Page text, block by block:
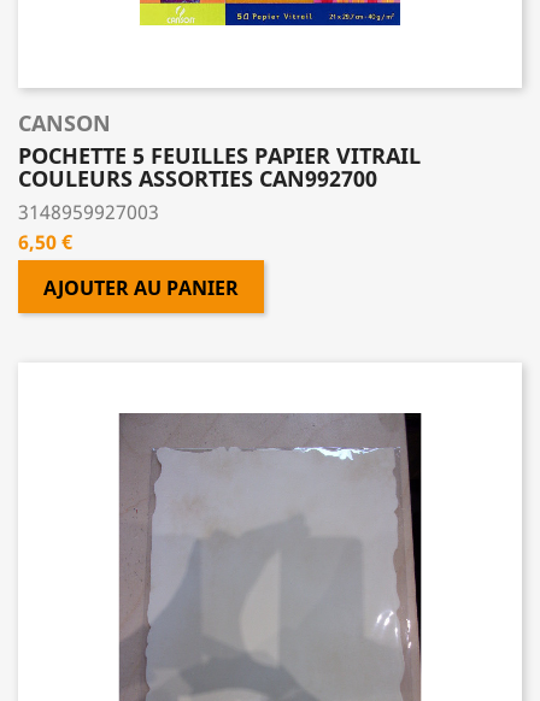
CANSON
POCHETTE 5 FEUILLES PAPIER VITRAIL
COULEURS ASSORTIES CAN992700
3148959927003
Prix
6,50 €
AJOUTER AU PANIER